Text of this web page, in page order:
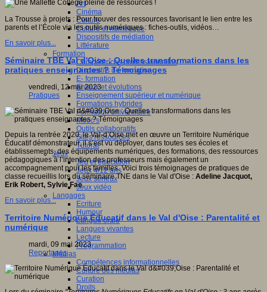
Art
Cinéma
Culture
Culture et numérique
Dispositifs de médiation
Littérature
Formation
Compétences professionnelles
Dispositifs de formation
E- formation
Enjeux et évolutions
Enseignement supérieur et numérique
Formations hybrides
Formation universitaire
Mooc’s
Outils collaboratifs
Sites ressources
Tutorat
Jeux
Jeu et éducation
Jeux 4/12 ans
Jeux sérieux
Jeux vidéo
Langages
Ecriture
Humour
Langue orale
Langues vivantes
Lecture
Programmation
Médias
Compétences informationnelles
Culture des médias
Curation
Droits
La Trousse à projets : Pour trouver des ressources favorisant le lien entre les
parents et l’École via les outils numériques : fiches-outils, vidéos…
En savoir plus...
Séminaire TBE Val d'Oise : Quelles transformations dans les
pratiques enseignantes ? Témoignages
vendredi, 12 mai 2023
Pratiques
Depuis la rentrée 2020, le Val-d’Oise met en œuvre un Territoire Numérique
Éducatif démonstrateur, il s’est vu déployer, dans toutes ses écoles et
établissements, des équipements numériques, des formations, des ressources
pédagogiques à l’intention des professeurs mais également un
accompagnement pour les familles. Voici trois témoignages de pratiques de
classe recueillis lors du séminaire TNE dans le Val d'Oise : Adeline Jacquot,
Erik Robert, Sylvie Fae.
En savoir plus...
Territoire Numérique Éducatif dans le Val d'Oise : Parentalité et
numérique
mardi, 09 mai 2023
Reportages